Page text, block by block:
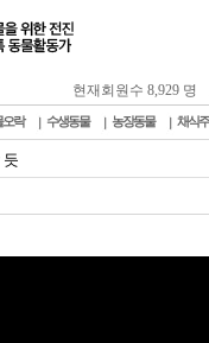
현재회원수 8,929 명
락 수생동물 농장동물 채식